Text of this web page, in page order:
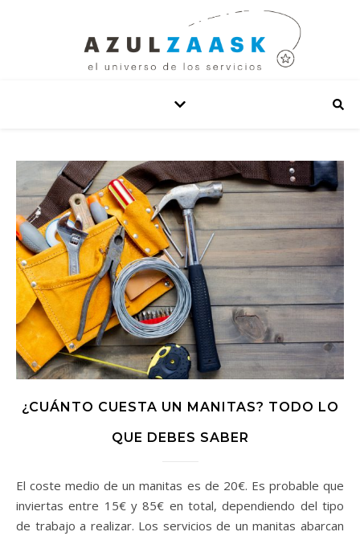
¿CUÁNTO CUESTA UN MANITAS? TODO LO
QUE DEBES SABER
El coste medio de un manitas es de 20€. Es probable que
inviertas entre 15€ y 85€ en total, dependiendo del tipo
de trabajo a realizar. Los servicios de un manitas abarcan